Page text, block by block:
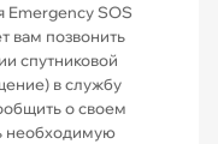
Emergency SOS
вам позвонить
спутниковой
в службу
о своем
необходимую